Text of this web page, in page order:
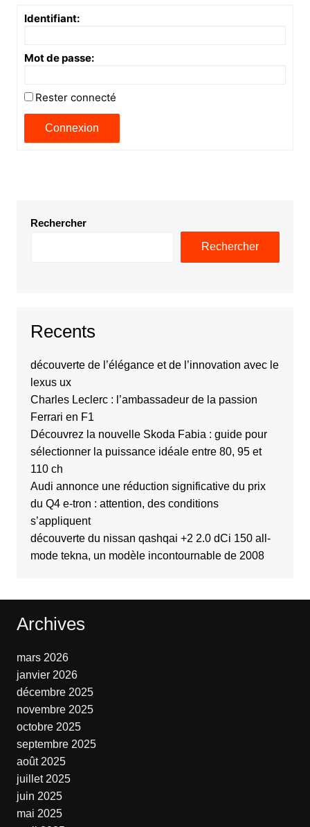
Identifiant:
Mot de passe:
Rester connecté
Connexion
Rechercher
Rechercher
Recents
découverte de l’élégance et de l’innovation avec le
lexus ux
Charles Leclerc : l’ambassadeur de la passion
Ferrari en F1
Découvrez la nouvelle Skoda Fabia : guide pour
sélectionner la puissance idéale entre 80, 95 et
110 ch
Audi annonce une réduction significative du prix
du Q4 e-tron : attention, des conditions
s’appliquent
découverte du nissan qashqai +2 2.0 dCi 150 all-
mode tekna, un modèle incontournable de 2008
Archives
mars 2026
janvier 2026
décembre 2025
novembre 2025
octobre 2025
septembre 2025
août 2025
juillet 2025
juin 2025
mai 2025